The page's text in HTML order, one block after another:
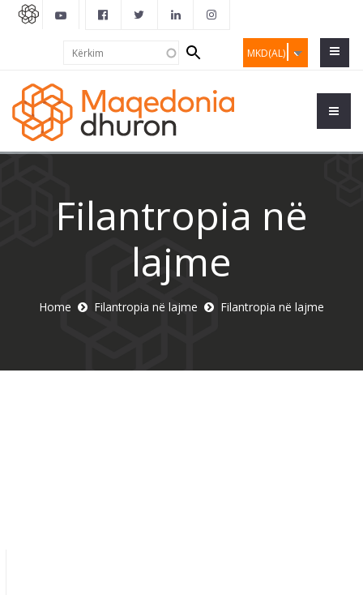
MKD(AL)
Search
form
Filantropia në
lajme
Home Filantropia në lajme Filantropia në lajme